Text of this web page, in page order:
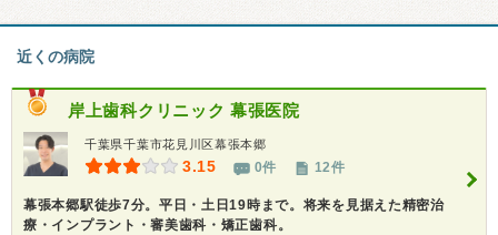
近くの病院
岸上歯科クリニック 幕張医院
千葉県千葉市花見川区幕張本郷
3.15 0件 12件
幕張本郷駅徒歩7分。平日・土日19時まで。将来を見据えた精密治
療・インプラント・審美歯科・矯正歯科。